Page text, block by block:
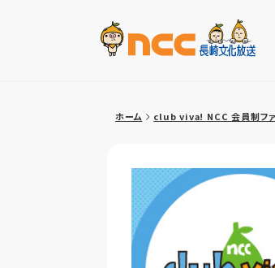
ホーム club viva! NCC 会員制ファ